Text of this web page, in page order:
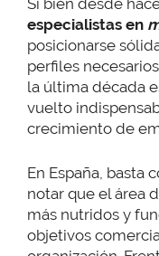
Si bien desde
especialistas en
posicionarse
perfiles
la última década
vuelto
crecimiento de
En España, basta
notar que el área
más nutridos y
objetivos